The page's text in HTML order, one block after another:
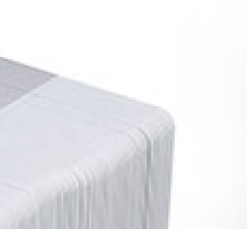
Porta Crachá Conjugado
Porta Crachá Plástico
Porta Crachá Transparente